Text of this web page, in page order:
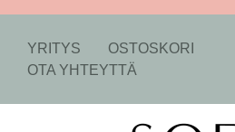
YRITYS
OSTOSKORI
OTA YHTEYTTÄ